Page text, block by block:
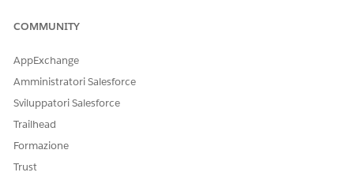
COMMUNITY
AppExchange
Amministratori Salesforce
Sviluppatori Salesforce
Trailhead
Formazione
Trust